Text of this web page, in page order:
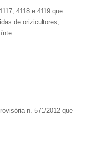
4118 e 4119 que
de orizicultores,
n. 571/2012 que